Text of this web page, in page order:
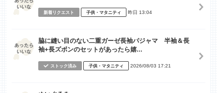
新着リクエスト 子供・マタニティ 昨日 13:04
脇に縫い目のない二重ガーゼ長袖パジャマ 半袖＆長
袖+長ズボンのセットがあったら嬉...
ストック済み 子供・マタニティ 2026/08/03 17:21